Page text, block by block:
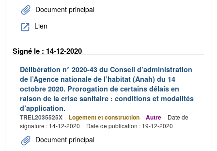
Document principal
Lien
Signé le : 14-12-2020
Délibération n° 2020-43 du Conseil d’administration
de l’Agence nationale de l’habitat (Anah) du 14
octobre 2020. Prorogation de certains délais en
raison de la crise sanitaire : conditions et modalités
d’application.
TREL2035525X Logement et construction Autre
Date de
signature : 14-12-2020
Date de publication : 19-12-2020
Document principal